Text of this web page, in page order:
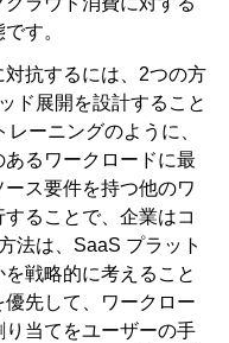
す。
抗するには、2つの方
ド展開を設計すること
ーニングのように、
るワークロードに最
ス要件を持つ他のワ
ることで、企業はコ
法は、SaaS プラット
戦略的に考えること
先して、ワークロー
り当てをユーザーの手